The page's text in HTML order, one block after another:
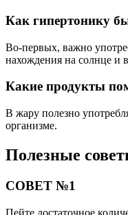
Как гипертонику
Во-первых, важно
нахождения на солнце и
Какие продукты
В жару полезно
организме.
Полезные
СОВЕТ №1
Пейте достаточное